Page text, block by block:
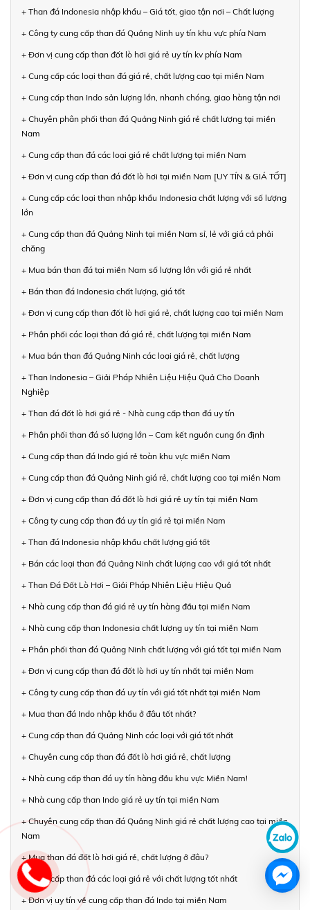
+ Than đá Indonesia nhập khẩu – Giá tốt, giao tận nơi – Chất lượng
+ Công ty cung cấp than đá Quảng Ninh uy tín khu vực phía Nam
+ Đơn vị cung cấp than đốt lò hơi giá rẻ uy tín kv phía Nam
+ Cung cấp các loại than đá giá rẻ, chất lượng cao tại miền Nam
+ Cung cấp than Indo sản lượng lớn, nhanh chóng, giao hàng tận nơi
+ Chuyên phân phối than đá Quảng Ninh giá rẻ chất lượng tại miền
Nam
+ Cung cấp than đá các loại giá rẻ chất lượng tại miền Nam
+ Đơn vị cung cấp than đá đốt lò hơi tại miền Nam [UY TÍN & GIÁ TỐT]
+ Cung cấp các loại than nhập khẩu Indonesia chất lượng với số lượng
lớn
+ Cung cấp than đá Quảng Ninh tại miền Nam sỉ, lẻ với giá cả phải
chăng
+ Mua bán than đá tại miền Nam số lượng lớn với giá rẻ nhất
+ Bán than đá Indonesia chất lượng, giá tốt
+ Đơn vị cung cấp than đốt lò hơi giá rẻ, chất lượng cao tại miền Nam
+ Phân phối các loại than đá giá rẻ, chất lượng tại miền Nam
+ Mua bán than đá Quảng Ninh các loại giá rẻ, chất lượng
+ Than Indonesia – Giải Pháp Nhiên Liệu Hiệu Quả Cho Doanh
Nghiệp
+ Than đá đốt lò hơi giá rẻ - Nhà cung cấp than đá uy tín
+ Phân phối than đá số lượng lớn – Cam kết nguồn cung ổn định
+ Cung cấp than đá Indo giá rẻ toàn khu vực miền Nam
+ Cung cấp than đá Quảng Ninh giá rẻ, chất lượng cao tại miền Nam
+ Đơn vị cung cấp than đá đốt lò hơi giá rẻ uy tín tại miền Nam
+ Công ty cung cấp than đá uy tín giá rẻ tại miền Nam
+ Than đá Indonesia nhập khẩu chất lượng giá tốt
+ Bán các loại than đá Quảng Ninh chất lượng cao với giá tốt nhất
+ Than Đá Đốt Lò Hơi – Giải Pháp Nhiên Liệu Hiệu Quả
+ Nhà cung cấp than đá giá rẻ uy tín hàng đầu tại miền Nam
+ Nhà cung cấp than Indonesia chất lượng uy tín tại miền Nam
+ Phân phối than đá Quảng Ninh chất lượng với giá tốt tại miền Nam
+ Đơn vị cung cấp than đá đốt lò hơi uy tín nhất tại miền Nam
+ Công ty cung cấp than đá uy tín với giá tốt nhất tại miền Nam
+ Mua than đá Indo nhập khẩu ở đâu tốt nhất?
+ Cung cấp than đá Quảng Ninh các loại với giá tốt nhất
+ Chuyên cung cấp than đá đốt lò hơi giá rẻ, chất lượng
+ Nhà cung cấp than đá uy tín hàng đầu khu vực Miền Nam!
+ Nhà cung cấp than Indo giá rẻ uy tín tại miền Nam
+ Chuyên cung cấp than đá Quảng Ninh giá rẻ chất lượng cao tại miền
Nam
+ Mua than đá đốt lò hơi giá rẻ, chất lượng ở đâu?
+ Cung cấp than đá các loại giá rẻ với chất lượng tốt nhất
+ Đơn vị uy tín về cung cấp than đá Indo tại miền Nam